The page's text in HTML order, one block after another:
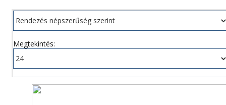
Rendezés:
Megtekintés: